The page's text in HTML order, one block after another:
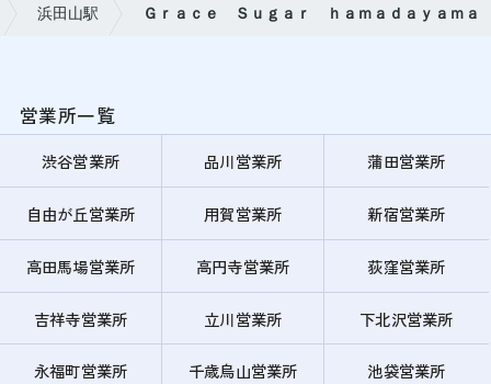
浜田山駅 Ｇｒａｃｅ Ｓｕｇａｒ ｈａｍａｄａｙａｍａ
営業所一覧
渋谷営業所 品川営業所 蒲田営業所
自由が丘営業所 用賀営業所 新宿営業所
高田馬場営業所 高円寺営業所 荻窪営業所
吉祥寺営業所 立川営業所 下北沢営業所
永福町営業所 千歳烏山営業所 池袋営業所